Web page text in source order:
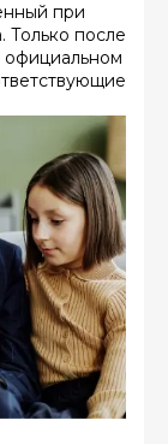
при
Только после